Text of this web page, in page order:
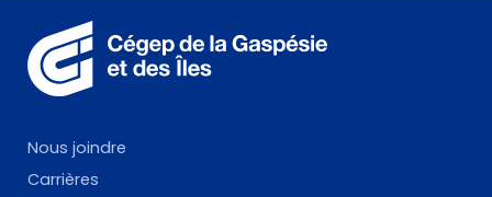
Nous joindre
Carrières